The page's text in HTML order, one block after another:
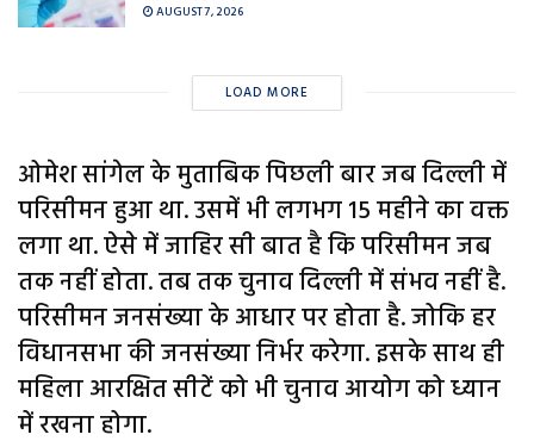
AUGUST 7, 2026
LOAD MORE
ओमेश सांगेल के मुताबिक पिछली बार जब दिल्ली में
परिसीमन हुआ था. उसमें भी लगभग 15 महीने का वक्त
लगा था. ऐसे में जाहिर सी बात है कि परिसीमन जब
तक नहीं होता. तब तक चुनाव दिल्ली में संभव नहीं है.
परिसीमन जनसंख्या के आधार पर होता है. जोकि हर
विधानसभा की जनसंख्या निर्भर करेगा. इसके साथ ही
महिला आरक्षित सीटें को भी चुनाव आयोग को ध्यान
में रखना होगा.